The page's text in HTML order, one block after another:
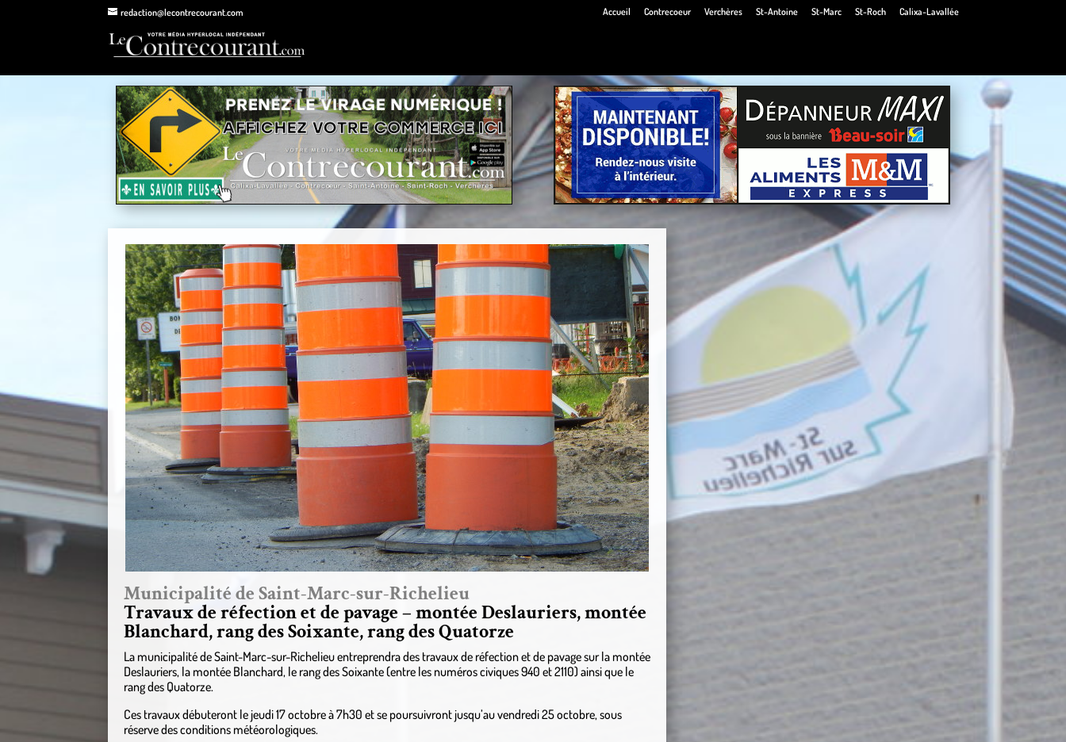
redaction@lecontrecourant.com Accueil Contrecoeur Verchères St-Antoine St-Marc St-Roch Calixa-Lavallée
Municipalité de Saint-Marc-sur-Richelieu
Travaux de réfection et de pavage – montée Deslauriers, montée
Blanchard, rang des Soixante, rang des Quatorze
La municipalité de Saint-Marc-sur-Richelieu entreprendra des travaux de réfection et de pavage sur la montée
Deslauriers, la montée Blanchard, le rang des Soixante (entre les numéros civiques 940 et 2110) ainsi que le
rang des Quatorze.
Ces travaux débuteront le jeudi 17 octobre à 7h30 et se poursuivront jusqu’au vendredi 25 octobre, sous
réserve des conditions météorologiques.